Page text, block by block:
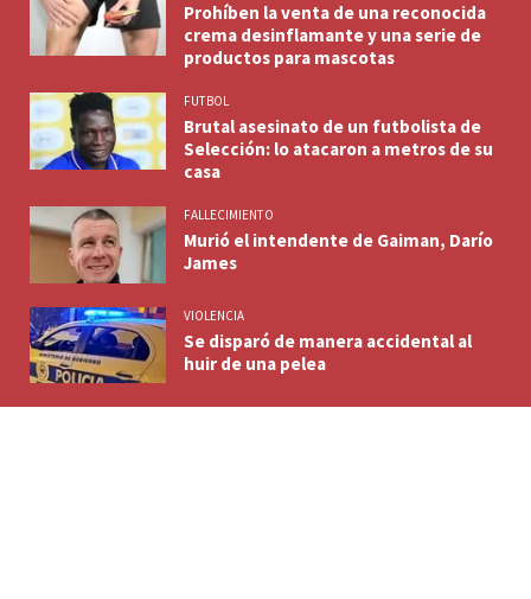
Prohíben la venta de una reconocida
crema desinflamante y una serie de
productos para mascotas
FUTBOL
Brutal asesinato de un futbolista de
Selección: lo atacaron a metros de su
casa
FALLECIMIENTO
Murió el intendente de Gaiman, Darío
James
VIOLENCIA
Se disparó de manera accidental al
huir de una pelea